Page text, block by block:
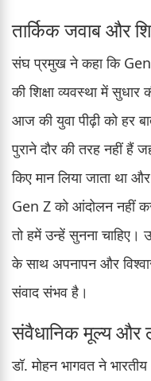
तार्किक जवाब और
संघ प्रमुख ने कहा कि
की शिक्षा व्यवस्था में
आज की युवा पीढ़ी को हर
पुराने दौर की तरह नहीं हैं
किए मान लिया जाता था
Gen Z को आंदोलन नहीं
तो हमें उन्हें सुनना चाहिए।
के साथ अपनापन और
संवाद संभव है।
संवैधानिक मूल्य और
डॉ. मोहन भागवत ने